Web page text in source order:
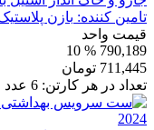
تامین کننده: بازن
قیمت واحد
790,189
% 10
711,445 تومان
تعداد در هر کارتن: 6 عدد